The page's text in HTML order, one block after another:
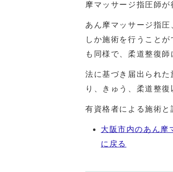
摩マッサージ指圧師が
あん摩マッサージ指
しか施術を行うこと
も同様で、柔道整復師
法に基づき届出られ
り、きゅう、柔道整復
有資格者による施術と
大阪市内のあん摩
に戻る